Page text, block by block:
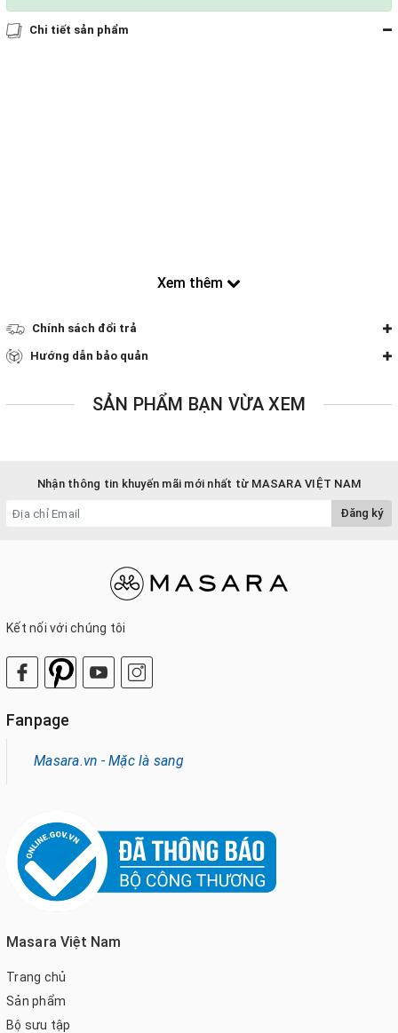
Chi tiết sản phẩm
Xem thêm
Chính sách đổi trả
Hướng dẫn bảo quản
SẢN PHẨM BẠN VỪA XEM
Nhận thông tin khuyến mãi mới nhất từ MASARA VIỆT NAM
Đăng ký
Kết nối với chúng tôi
Fanpage
Masara.vn - Mặc là sang
Masara Việt Nam
Trang chủ
Sản phẩm
Bộ sưu tập